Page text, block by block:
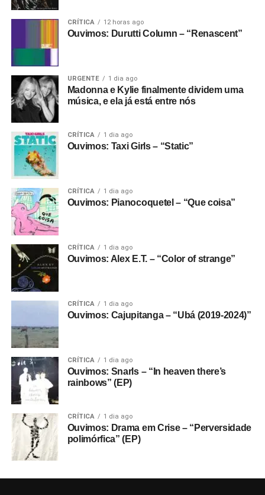
CRÍTICA 12 horas ago
Ouvimos: Durutti Column – “Renascent”
URGENTE 1 dia ago
Madonna e Kylie finalmente dividem uma
música, e ela já está entre nós
CRÍTICA 1 dia ago
Ouvimos: Taxi Girls – “Static”
CRÍTICA 1 dia ago
Ouvimos: Pianocoquetel – “Que coisa”
CRÍTICA 1 dia ago
Ouvimos: Alex E.T. – “Color of strange”
CRÍTICA 1 dia ago
Ouvimos: Cajupitanga – “Ubá (2019-2024)”
CRÍTICA 1 dia ago
Ouvimos: Snarls – “In heaven there’s
rainbows” (EP)
CRÍTICA 1 dia ago
Ouvimos: Drama em Crise – “Perversidade
polimórfica” (EP)